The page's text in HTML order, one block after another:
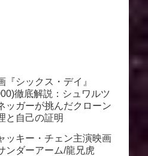
『シックス・デイ』
徹底解説：シュワルツ
ッガーが挑んだクローン
と自己の証明
ッキー・チェン主演映画
ンダーアーム/龍兄虎